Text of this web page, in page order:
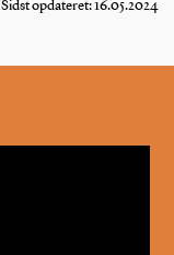
Sidst opdateret: 16.05.2024